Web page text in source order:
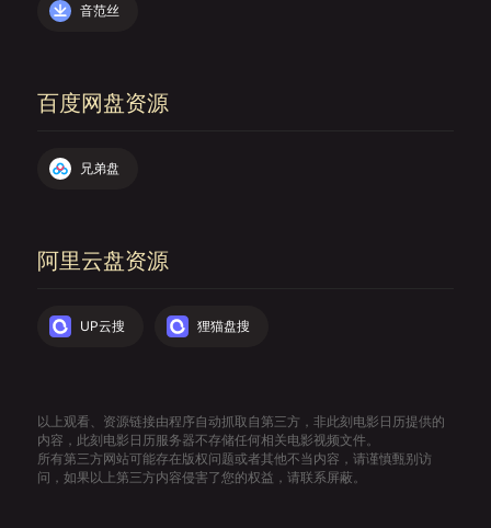
音范丝
百度网盘资源
兄弟盘
阿里云盘资源
UP云搜 狸猫盘搜
以上观看、资源链接由程序自动抓取自第三方，非此刻电影日历提供的
内容，此刻电影日历服务器不存储任何相关电影视频文件。
所有第三方网站可能存在版权问题或者其他不当内容，请谨慎甄别访
问，如果以上第三方内容侵害了您的权益，请联系屏蔽。